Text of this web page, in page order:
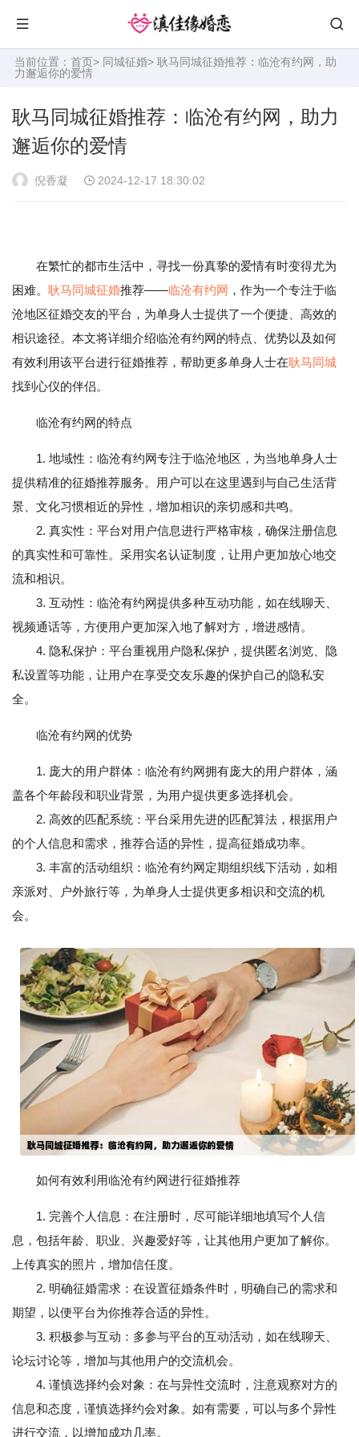
当前位置： 首页> 同城征婚> 耿马同城征婚推荐：临沧有约网，助
力邂逅你的爱情
耿马同城征婚推荐：临沧有约网，助力
邂逅你的爱情
倪香凝 2024-12-17 18:30:02
在繁忙的都市生活中，寻找一份真挚的爱情有时变得尤为
困难。 耿马同城征婚推荐——临沧有约网 ，作为一个专注于临
沧地区征婚交友的平台，为单身人士提供了一个便捷、高效的
相识途径。本文将详细介绍临沧有约网的特点、优势以及如何
有效利用该平台进行征婚推荐，帮助更多单身人士在耿马同城
找到心仪的伴侣。
临沧有约网的特点
1. 地域性：临沧有约网专注于临沧地区，为当地单身人士
提供精准的征婚推荐服务。用户可以在这里遇到与自己生活背
景、文化习惯相近的异性，增加相识的亲切感和共鸣。
2. 真实性：平台对用户信息进行严格审核，确保注册信息
的真实性和可靠性。采用实名认证制度，让用户更加放心地交
流和相识。
3. 互动性：临沧有约网提供多种互动功能，如在线聊天、
视频通话等，方便用户更加深入地了解对方，增进感情。
4. 隐私保护：平台重视用户隐私保护，提供匿名浏览、隐
私设置等功能，让用户在享受交友乐趣的保护自己的隐私安
全。
临沧有约网的优势
1. 庞大的用户群体：临沧有约网拥有庞大的用户群体，涵
盖各个年龄段和职业背景，为用户提供更多选择机会。
2. 高效的匹配系统：平台采用先进的匹配算法，根据用户
的个人信息和需求，推荐合适的异性，提高征婚成功率。
3. 丰富的活动组织：临沧有约网定期组织线下活动，如相
亲派对、户外旅行等，为单身人士提供更多相识和交流的机
会。
如何有效利用临沧有约网进行征婚推荐
1. 完善个人信息：在注册时，尽可能详细地填写个人信
息，包括年龄、职业、兴趣爱好等，让其他用户更加了解你。
上传真实的照片，增加信任度。
2. 明确征婚需求：在设置征婚条件时，明确自己的需求和
期望，以便平台为你推荐合适的异性。
3. 积极参与互动：多参与平台的互动活动，如在线聊天、
论坛讨论等，增加与其他用户的交流机会。
4. 谨慎选择约会对象：在与异性交流时，注意观察对方的
信息和态度，谨慎选择约会对象。如有需要，可以与多个异性
进行交流，以增加成功几率。